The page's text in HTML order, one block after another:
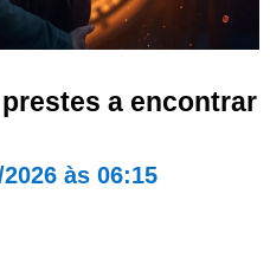
a encontrar
às 06:15